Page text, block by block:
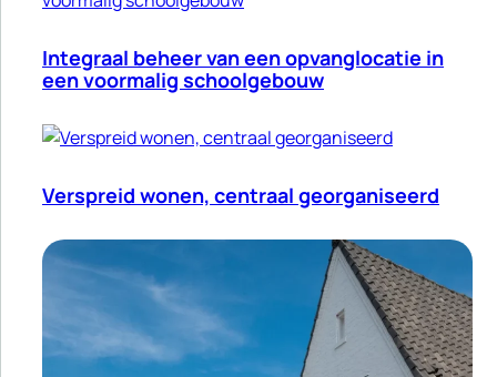
Integraal beheer van een opvanglocatie in
een voormalig schoolgebouw
Verspreid wonen, centraal georganiseerd